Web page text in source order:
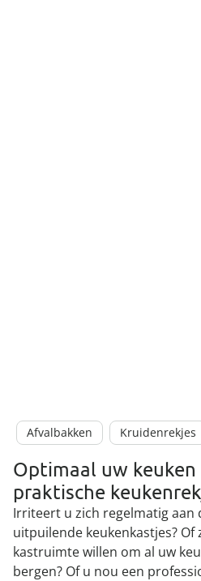
Afvalbakken Kruidenrekjes
Optimaal uw
praktische
Irriteert u zich regelmatig aan
uitpuilende keukenkastjes? Of
kastruimte willen om al uw
bergen? Of u nou een